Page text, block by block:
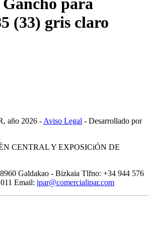
(33) gris claro
año 2026 - Aviso Legal - Desarrollado por
CENTRAL Y EXPOSICiÓN DE
Galdakao - Bizkaia Tlfno: +34 944 576
Email: ipar@comercialipar.com